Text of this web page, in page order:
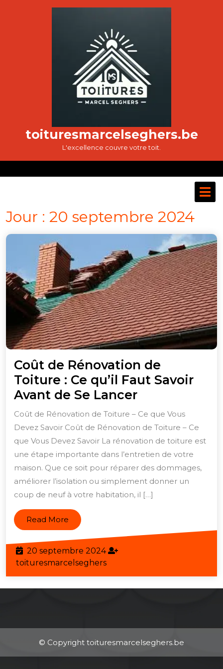
toituresmarcelseghers.be
L'excellence couvre votre toit.
Jour : 20 septembre 2024
Coût de Rénovation de
Toiture : Ce qu’il Faut Savoir
Avant de Se LancerCoût
de
Rénovation
de
Toiture
:
Ce
qu’il
Savoir
Se
Lancer
Coût de Rénovation de Toiture – Ce que Vous
Devez Savoir Coût de Rénovation de Toiture – Ce
que Vous Devez Savoir La rénovation de toiture est
une étape importante dans l’entretien de votre
maison. Que ce soit pour réparer des dommages,
améliorer l’isolation ou simplement donner un
coup de neuf à votre habitation, il […]
Read More Read
More
20 septembre 202420
septembre
2024
toituresmarcelsegherstoituresmarcelseghers
© Copyright toituresmarcelseghers.be